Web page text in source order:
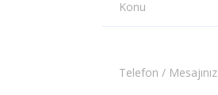
Konu
Telefon / Mesajınız